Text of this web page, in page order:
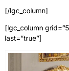
[/lgc_column]
[lgc_column
last=”true”]